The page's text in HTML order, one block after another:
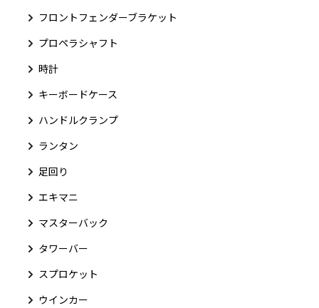
フロントフェンダーブラケット
プロペラシャフト
時計
キーボードケース
ハンドルクランプ
ランタン
足回り
エキマニ
マスターバック
タワーバー
スプロケット
ウインカー